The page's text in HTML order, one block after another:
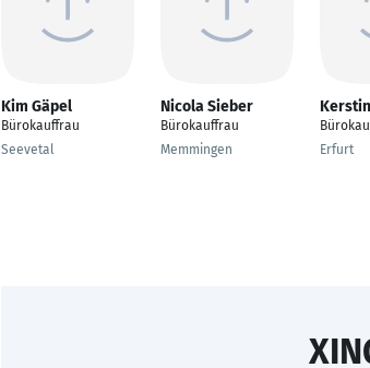
Kim Gäpel
Bürokauffrau
Seevetal
Nicola Sieber
Bürokauffrau
Memmingen
Erfurt